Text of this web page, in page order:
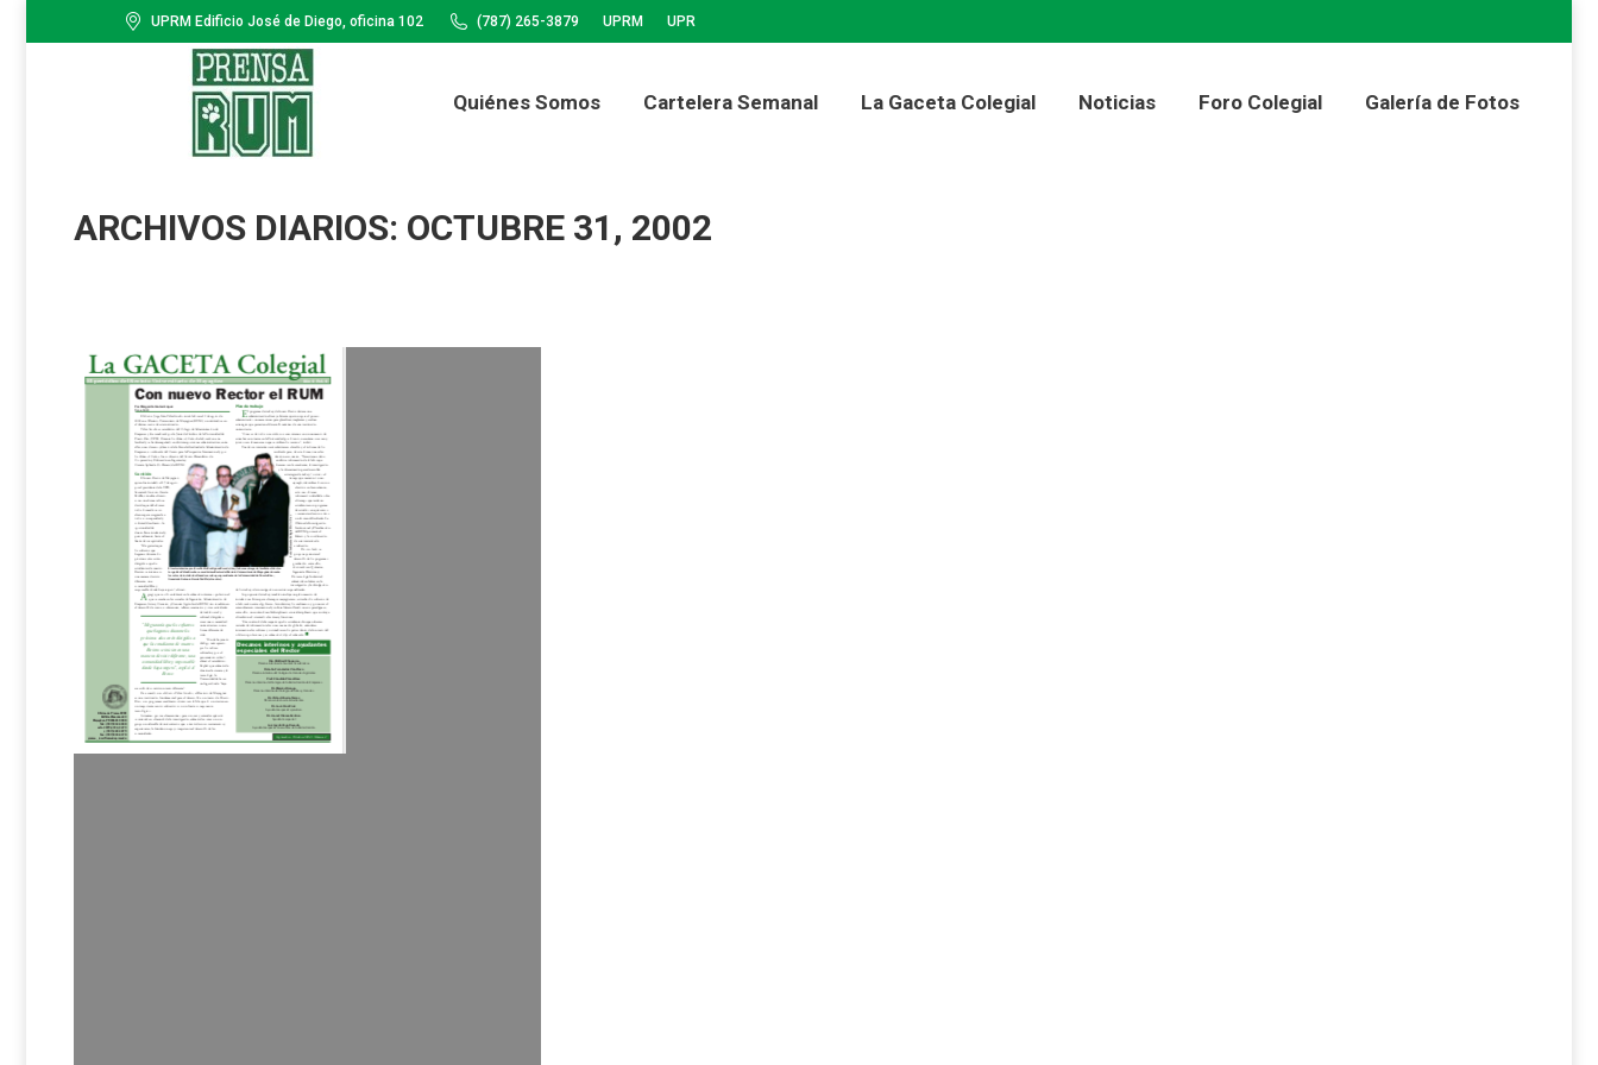
UPRM Edificio José de Diego, oficina 102 (787) 265-3879 UPRM UPR
Quiénes Somos Cartelera Semanal La Gaceta Colegial Noticias Foro Colegial Galería de Fotos
ARCHIVOS DIARIOS: OCTUBRE 31, 2002
Quiénes Somos Cartelera Semanal La Gaceta Colegial Noticias Foro Colegial Galería de Fotos